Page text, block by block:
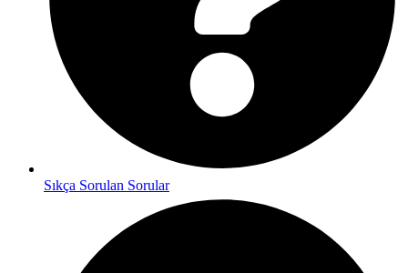
Sıkça Sorulan Sorular